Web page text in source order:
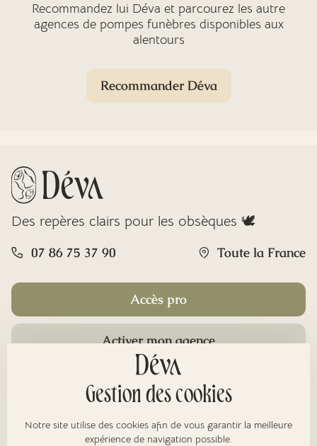
Recommandez lui Déva et parcourez les autre
agences de pompes funèbres disponibles aux
alentours
Recommander Déva
Des repères clairs pour les obsèques 🕊️
07 86 75 37 90 Toute la France
Accès pro
Activer mon agence
Gestion des cookies
Notre site utilise des cookies afin de vous garantir la meilleure
expérience de navigation possible.